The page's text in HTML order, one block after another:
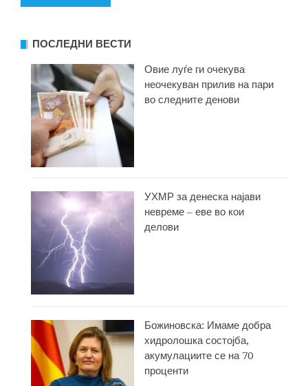
ПОСЛЕДНИ ВЕСТИ
Овие луѓе ги очекува
неочекуван прилив на пари
во следните денови
УХМР за денеска најави
невреме – еве во кои
делови
Божиновска: Имаме добра
хидролошка состојба,
акумулациите се на 70
проценти